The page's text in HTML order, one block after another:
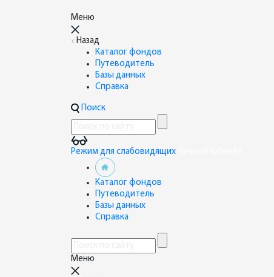
Меню
Назад
Каталог фондов
Путеводитель
Базы данных
Справка
Поиск
Режим для слабовидящих
Каталог фондов
Путеводитель
Базы данных
Справка
Меню